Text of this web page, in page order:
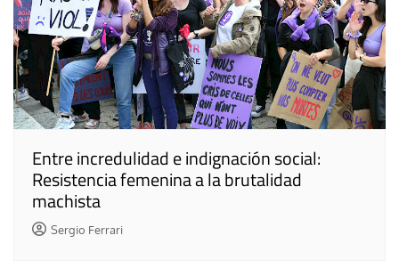
Entre incredulidad e indignación social:
Resistencia femenina a la brutalidad
machista
Sergio Ferrari